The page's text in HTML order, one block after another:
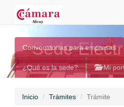
Sede
Convocatorias para empresas
¿Qué es la sede? Mi
Inicio Trámites Trámite